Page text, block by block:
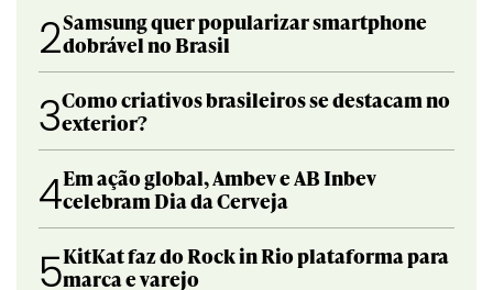
2Samsung quer popularizar smartphone
dobrável no Brasil
3Como criativos brasileiros se destacam no
exterior?
4Em ação global, Ambev e AB Inbev
celebram Dia da Cerveja
5KitKat faz do Rock in Rio plataforma para
marca e varejo